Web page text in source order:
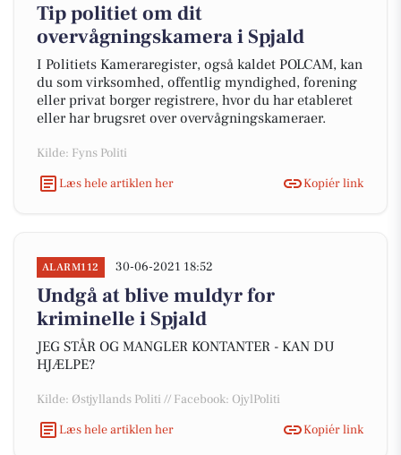
Tip politiet om dit
overvågningskamera i Spjald
I Politiets Kameraregister, også kaldet POLCAM, kan
du som virksomhed, offentlig myndighed, forening
eller privat borger registrere, hvor du har etableret
eller har brugsret over overvågningskameraer.
Kilde: Fyns Politi
Læs hele artiklen her
Kopiér link
ALARM112 30-06-2021 18:52
Undgå at blive muldyr for
kriminelle i Spjald
JEG STÅR OG MANGLER KONTANTER - KAN DU
HJÆLPE?
Kilde: Østjyllands Politi // Facebook: OjylPoliti
Læs hele artiklen her
Kopiér link